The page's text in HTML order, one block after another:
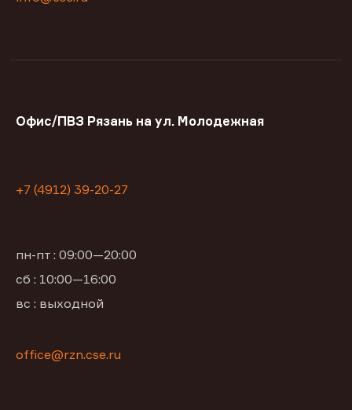
Офис/ПВЗ Рязань на ул. Молодежная
+7 (4912) 39-20-27
пн-пт : 09:00—20:00
сб : 10:00—16:00
вс : выходной
office@rzn.cse.ru